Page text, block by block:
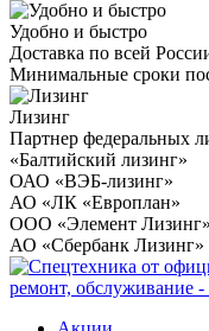
Удобно и быстро
Доставка по всей
Минимальные сроки
Лизинг
Партнер федеральных
«Балтийский лизинг»
ОАО «ВЭБ-лизинг»
АО «ЛК «Европлан»
ООО «Элемент Лизинг»
АО «Сбербанк Лизинг»